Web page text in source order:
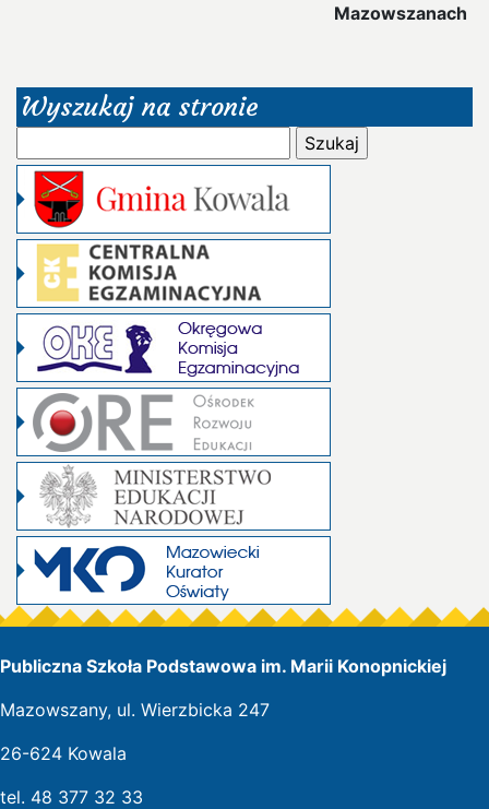
Mazowszanach
Wyszukaj na stronie
Publiczna Szkoła Podstawowa im. Marii Konopnickiej
Mazowszany, ul. Wierzbicka 247
26-624 Kowala
tel. 48 377 32 33